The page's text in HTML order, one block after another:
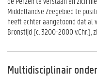
Middellandse Zeegebied te
heeft echter aangetoond dat al
Bronstijd (c. 3200-2000 v.Chr.),
Multidisciplinair